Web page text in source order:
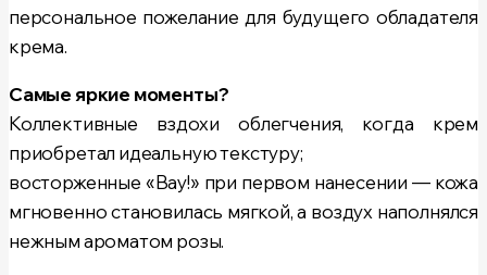
персональное пожелание для будущего обладателя
крема.
Самые яркие моменты?
Коллективные вздохи облегчения, когда крем
приобретал идеальную текстуру;
восторженные «Вау!» при первом нанесении — кожа
мгновенно становилась мягкой, а воздух наполнялся
нежным ароматом розы.